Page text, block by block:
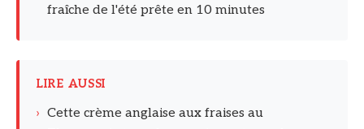
fraîche de l'été prête en 10 minutes
LIRE AUSSI
› Cette crème anglaise aux fraises au